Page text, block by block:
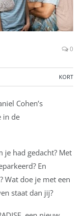
0
KORT
Cohen’s
in de
je had gedacht? Met
En
Wat doe je met een
staat dan jij?